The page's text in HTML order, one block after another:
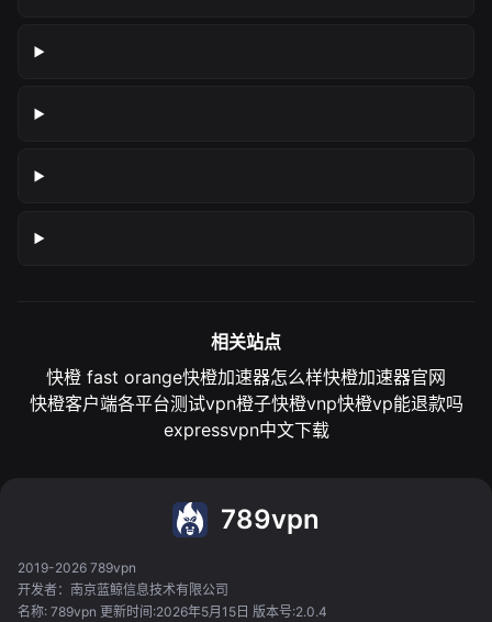
相关站点
快橙 fast orange快橙加速器怎么样快橙加速器官网
快橙客户端各平台测试vpn橙子快橙vnp快橙vp能退款吗
expressvpn中文下载
789vpn
2019-2026 789vpn
开发者：南京蓝鲸信息技术有限公司
名称: 789vpn 更新时间:2026年5月15日 版本号:2.0.4